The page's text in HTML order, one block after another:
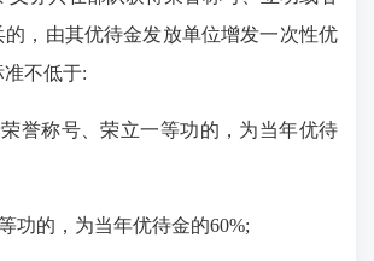
，由其优待金发放单位增发一次性优
不低于:
称号、荣立一等功的，为当年优待
的，为当年优待金的60%;